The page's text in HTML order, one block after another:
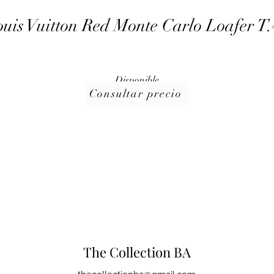
Vuitton Red Monte Carlo Loafer
Disponible
Consultar precio
The Collection BA